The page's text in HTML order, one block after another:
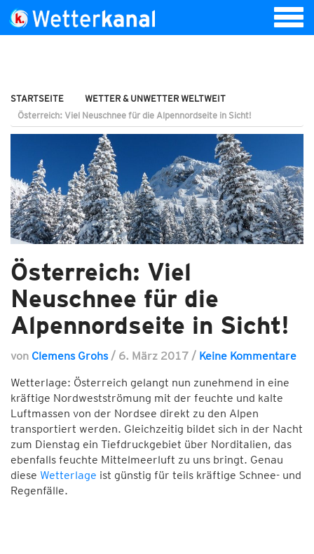
STARTSEITE
WETTER & UNWETTER WELTWEIT
Österreich: Viel Neuschnee für die Alpennordseite in Sicht!
Österreich: Viel
Neuschnee für die
Alpennordseite in Sicht!
von Clemens Grohs / 6. März 2017 / Keine Kommentare
Wetterlage: Österreich gelangt nun zunehmend in eine
kräftige Nordwestströmung mit der feuchte und kalte
Luftmassen von der Nordsee direkt zu den Alpen
transportiert werden. Gleichzeitig bildet sich in der Nacht
zum Dienstag ein Tiefdruckgebiet über Norditalien, das
ebenfalls feuchte Mittelmeerluft zu uns bringt. Genau
diese Wetterlage ist günstig für teils kräftige Schnee- und
Regenfälle.